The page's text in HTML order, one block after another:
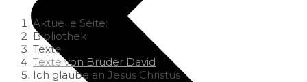
Aktuelle Seite:
Bibliothek
Texte
Texte von Bruder David
Ich glaube an Jesus Christus